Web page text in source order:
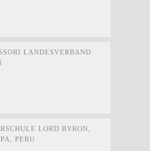
LANDESVERBAND
LORD BYRON,
PERU